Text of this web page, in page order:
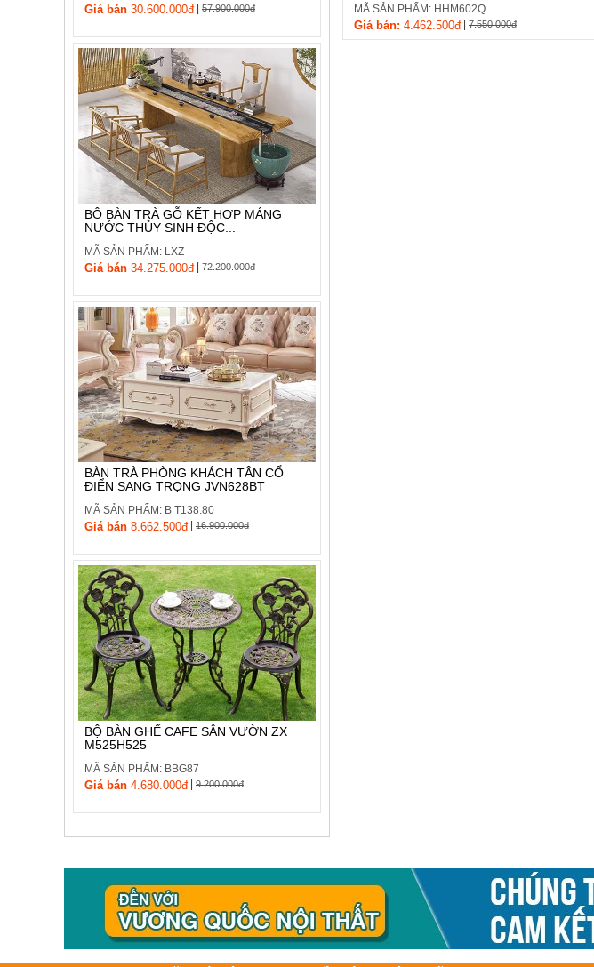
Giá bán 30.600.000đ| 57.900.000đ
BỘ BÀN TRÀ GỖ KẾT HỢP MÁNG
NƯỚC THỦY SINH ĐỘC...
MÃ SẢN PHẨM: LXZ
Giá bán 34.275.000đ| 72.200.000đ
BÀN TRÀ PHÒNG KHÁCH TÂN CỔ
ĐIỂN SANG TRỌNG JVN628BT
MÃ SẢN PHẨM: B T138.80
Giá bán 8.662.500đ| 16.900.000đ
BỘ BÀN GHẾ CAFE SÂN VƯỜN ZX
M525H525
MÃ SẢN PHẨM: BBG87
Giá bán 4.680.000đ| 9.200.000đ
MÃ SẢN PHẨM: HHM602Q
Giá bán: 4.462.500đ| 7.550.000đ